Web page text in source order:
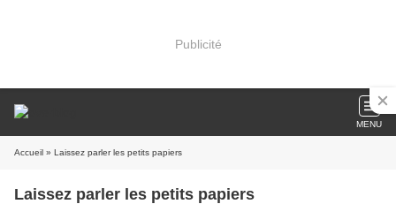
Publicité
MENU
Accueil » Laissez parler les petits papiers
Laissez parler les petits papiers